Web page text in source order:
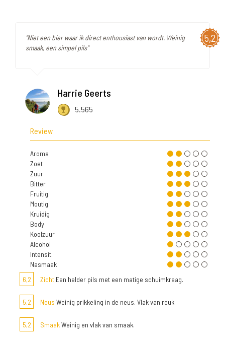
5,2
"Niet een bier waar ik direct enthousiast van wordt. Weinig
smaak, een simpel pils"
Harrie Geerts
5.565
Review
Aroma
Zoet
Zuur
Bitter
Fruitig
Moutig
Kruidig
Body
Koolzuur
Alcohol
Intensit.
Nasmaak
6,2
Zicht Een helder pils met een matige schuimkraag.
5,2 Neus Weinig prikkeling in de neus. Vlak van reuk
5,2 SmaakWeinig en vlak van smaak.